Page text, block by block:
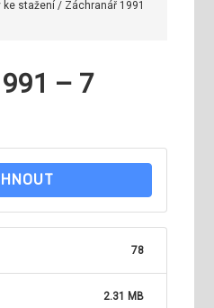
ke stažení/ Záchranář 1991
– 7
78
2.31 MB